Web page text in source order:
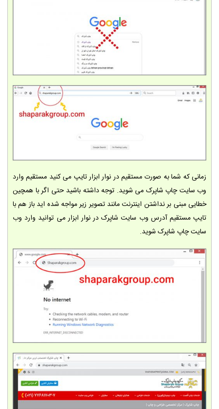
زمانی که شما به صورت مستقیم در نوار ابزار تایپ می کنید مستقیم وارد
وب سایت چاپ شاپرک می شوید. توجه داشته باشید حتی اگر با همچین
خطایی مبنی بر نداشتن اینترنت مانند تصویر زیر مواجه شده اید باز هم با
تایپ مستقیم آدرس وب سایت شاپرک در نوار ابزار می توانید وارد وب
سایت چاپ شاپرک شوید.